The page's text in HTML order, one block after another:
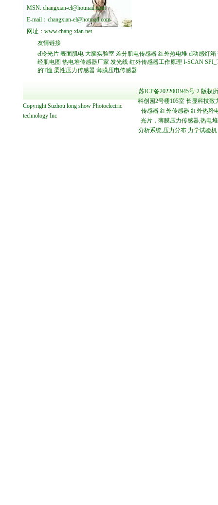
MSN: changxian-el@hotmail.com
E-mail：changxian-el@hotmail.com
网址： www.chang-xian.net
友情链接
el冷光片 表面肌电 大脑实验室 差分肌电传感器 红外热电堆 el动感灯箱
经肌电图 热电堆传感器厂家 发光线 红外传感器工作原理 I-SCAN
的T恤 柔性压力传感器 薄膜压电传感器
CopyrightSuzhou long show Photoelectric
technology Inc
苏ICP备2022001945号-2 版权
科创园2号楼105室 长显科技
传感器 红外传感器 红外热释
光片，薄膜压力传感器,热电
分析系统,压力分布 力学试验